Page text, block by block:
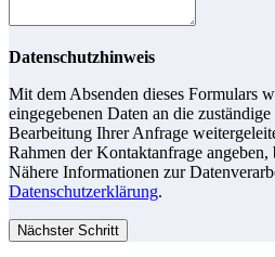
Datenschutzhinweis
Mit dem Absenden dieses Formulars
eingegebenen Daten an die
Bearbeitung Ihrer Anfrage
Rahmen der Kontaktanfrage
Nähere Informationen zur
Datenschutzerklärung.
Nächster Schritt